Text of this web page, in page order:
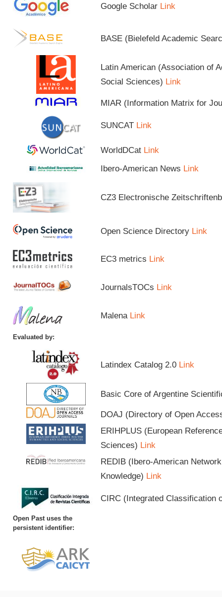
Google Scholar Link
BASE (Bielefeld Academic
Latin American (Association of
Social Sciences) Link
MIAR (Information Matrix for
SUNCAT Link
WorldDCat Link
Ibero-American News Link
CZ3 Electronische
Open Science Directory Link
EC3 metrics Link
JournalsTOCs Link
Malena Link
Evaluated by:
Latindex Catalog 2.0 Link
Basic Core of Argentine
DOAJ (Directory of Open
ERIHPLUS (European
Sciences) Link
REDIB (Ibero-American
Knowledge) Link
CIRC (Integrated Classification
Open Past uses the
persistent identifier: